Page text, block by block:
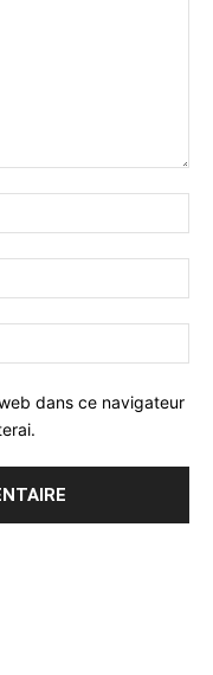
dans ce navigateur